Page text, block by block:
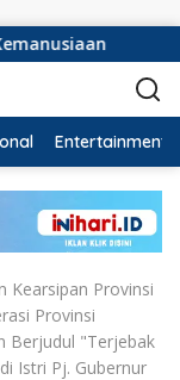
Ormas Laskar
Entertainment
Kearsipan Provinsi
Provinsi
Berjudul "Terjebak
Istri Pj. Gubernur